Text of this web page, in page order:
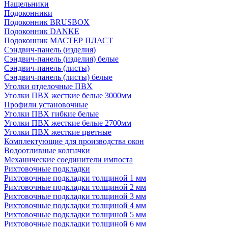
Нащельники
Подоконники
Подоконник BRUSBOX
Подоконник DANKE
Подоконник МАСТЕР ПЛАСТ
Сэндвич-панель (изделия)
Сэндвич-панель (изделия) белые
Сэндвич-панель (листы)
Сэндвич-панель (листы) белые
Уголки отделочные ПВХ
Уголки ПВХ жесткие белые 3000мм
Профили установочные
Уголки ПВХ гибкие белые
Уголки ПВХ жесткие белые 2700мм
Уголки ПВХ жесткие цветные
Комплектующие для производства окон
Водоотливные колпачки
Механические соединители импоста
Рихтовочные подкладки
Рихтовочные подкладки толщиной 1 мм
Рихтовочные подкладки толщиной 2 мм
Рихтовочные подкладки толщиной 3 мм
Рихтовочные подкладки толщиной 4 мм
Рихтовочные подкладки толщиной 5 мм
Рихтовочные подкладки толщиной 6 мм